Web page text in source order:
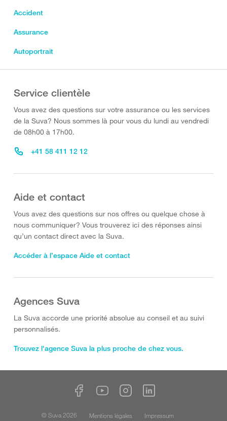
Accident
Assurance
Autoportrait
Service clientèle
Vous avez des questions sur votre assurance ou les services
de la Suva? Nous sommes là pour vous du lundi au vendredi
de 08h00 à 17h00.
+41 58 411 12 12
Aide et contact
Vous avez des questions sur nos offres ou quelque chose à
nous communiquer? Vous trouverez ici des réponses ainsi
qu’un contact direct avec la Suva.
Accéder à l’espace Aide et contact
Agences Suva
La Suva accorde une priorité absolue au conseil et au suivi
personnalisés.
Trouvez l'agence Suva la plus proche de chez vous.
© Suva 2026 Mentions légales Impressum